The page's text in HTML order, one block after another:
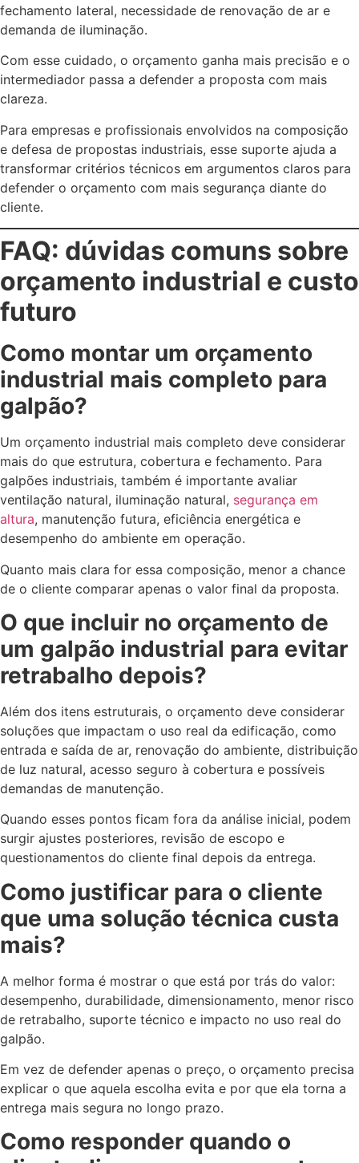
fechamento lateral, necessidade de renovação de ar e
demanda de iluminação.
Com esse cuidado, o orçamento ganha mais precisão e o
intermediador passa a defender a proposta com mais
clareza.
Para empresas e profissionais envolvidos na composição
e defesa de propostas industriais, esse suporte ajuda a
transformar critérios técnicos em argumentos claros para
defender o orçamento com mais segurança diante do
cliente.
FAQ: dúvidas comuns sobre
orçamento industrial e custo
futuro
Como montar um orçamento
industrial mais completo para
galpão?
Um orçamento industrial mais completo deve considerar
mais do que estrutura, cobertura e fechamento. Para
galpões industriais, também é importante avaliar
ventilação natural, iluminação natural, segurança em
altura, manutenção futura, eficiência energética e
desempenho do ambiente em operação.
Quanto mais clara for essa composição, menor a chance
de o cliente comparar apenas o valor final da proposta.
O que incluir no orçamento de
um galpão industrial para evitar
retrabalho depois?
Além dos itens estruturais, o orçamento deve considerar
soluções que impactam o uso real da edificação, como
entrada e saída de ar, renovação do ambiente, distribuição
de luz natural, acesso seguro à cobertura e possíveis
demandas de manutenção.
Quando esses pontos ficam fora da análise inicial, podem
surgir ajustes posteriores, revisão de escopo e
questionamentos do cliente final depois da entrega.
Como justificar para o cliente
que uma solução técnica custa
mais?
A melhor forma é mostrar o que está por trás do valor:
desempenho, durabilidade, dimensionamento, menor risco
de retrabalho, suporte técnico e impacto no uso real do
galpão.
Em vez de defender apenas o preço, o orçamento precisa
explicar o que aquela escolha evita e por que ela torna a
entrega mais segura no longo prazo.
Como responder quando o